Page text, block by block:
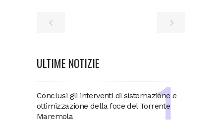
ULTIME NOTIZIE
Conclusi gli interventi di sistemazione e
ottimizzazione della foce del Torrente
Maremola